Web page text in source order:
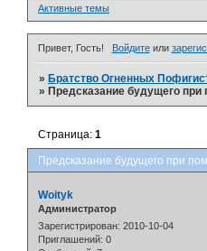
Активные темы
Привет, Гость! Войдитеили
»Братство Огненных
»Предсказание будущего
Предсказание будущего при
Страница:1
Woityk
Администратор
Зарегистрирован: 2010-10-04
Приглашений: 0